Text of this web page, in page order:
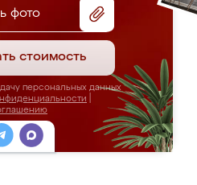
фото
стоимость
персональных данных